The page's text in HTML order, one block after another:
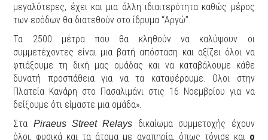
μεγαλύτερες, έχει και μια άλλη ιδιαιτερότητα καθώς μέρος
των εσόδων θα διατεθούν στο ίδρυμα “Αργώ”.
Τα 2500 μέτρα που θα κληθούν να καλύψουν οι
συμμετέχοντες είναι μια βατή απόσταση και αξίζει όλοι να
φτιάξουμε τη δική μας ομάδας και να καταβάλουμε κάθε
δυνατή προσπάθεια για να τα καταφέρουμε. Ολοι στην
Πλατεία Κανάρη στο Πασαλιμάνι στις 16 Νοεμβρίου για να
δείξουμε ότι είμαστε μια ομάδα».
Στα Piraeus Street Relays δικαίωμα συμμετοχής έχουν
όλοι, φυσικά και τα άτομα με αναπηρία, όπως τόνισε και ο